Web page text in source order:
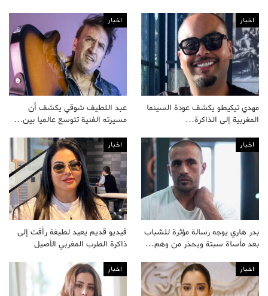
اخبار
مهدي تيكيطو يكشف عودة السينما
المغربية إلى الذاكرة…
اخبار
عبد اللطيف شوقي يكشف أن
مسيرته الفنية تتوسع عالميا بين…
اخبار
بدر هاري يوجه رسالة مؤثرة للشباب
بعد مأساة سبتة ويحذر من وهم…
اخبار
فيديو قديم يعيد لطيفة رأفت إلى
ذاكرة الطرب المغربي الأصيل
اخبار اخبار